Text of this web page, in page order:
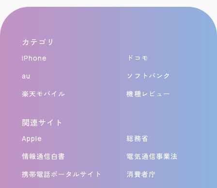
カテゴリ
iPhone
ドコモ
au
ソフトバンク
楽天モバイル
機種レビュー
関連サイト
Apple
総務省
情報通信白書
電気通信事業法
携帯電話ポータルサイト
消費者庁